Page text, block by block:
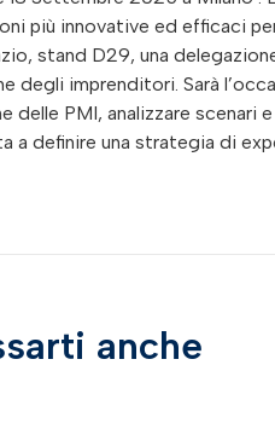
più innovative ed efficaci
stand D29, una
degli imprenditori. Sarà
delle PMI, analizzare scenari
a definire una strategia di
anche